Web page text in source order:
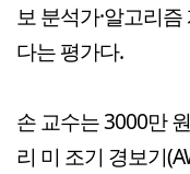
보 분석가·알고리
다는 평가다.
손 교수는 3000만
리 미 조기 경보기